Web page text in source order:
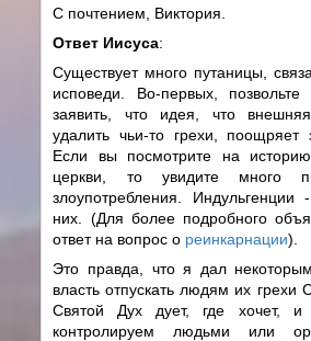
С почтением, Виктория.
Ответ Иисуса:
Существует много путаницы,
исповеди. Во-первых,
заявить, что идея, что
удалить чьи-то грехи, поощряет
Если вы посмотрите на историю
церкви, то увидите много
злоупотребления.
них. (Для более подробного
ответ на вопрос о реинкарнации).
Это правда, что я дал
власть отпускать людям их
Святой Дух дует, где хочет,
контролируем людьми или